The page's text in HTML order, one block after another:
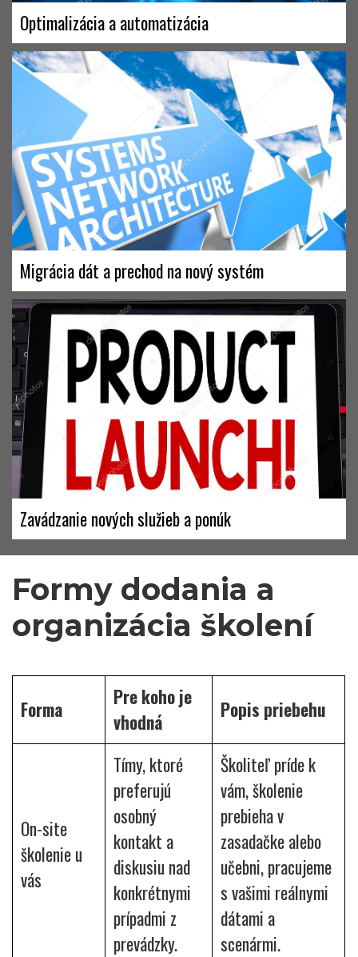
Optimalizácia a automatizácia
Migrácia dát a prechod na nový systém
Zavádzanie nových služieb a ponúk
Formy dodania a
organizácia školení
Forma
Pre koho je
vhodná
Popis priebehu
On-site
školenie u
vás
Tímy, ktoré
preferujú
osobný
kontakt a
diskusiu nad
konkrétnymi
prípadmi z
prevádzky.
Školiteľ príde k
vám, školenie
prebieha v
zasadačke alebo
učebni, pracujeme
s vašimi reálnymi
dátami a
scenármi.